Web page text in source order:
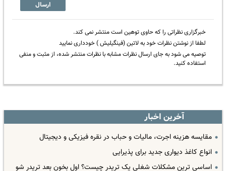
ارسال
خبرگزاری نظراتی را که حاوی توهین است منتشر نمی کند.
لطفا از نوشتن نظرات خود به لاتین (فینگیلیش ) خودداری نمایید
توصیه می شود به جای ارسال نظرات مشابه با نظرات منتشر شده، از مثبت و منفی
استفاده کنید.
آخرین اخبار
مقایسه هزینه اجرت، مالیات و حباب در نقره فیزیکی و دیجیتال
انواع کاغذ دیواری جدید برای پذیرایی
اساسی ترین مشکلات شغلی یک تریدر چیست؟ اول بخون بعد تریدر شو